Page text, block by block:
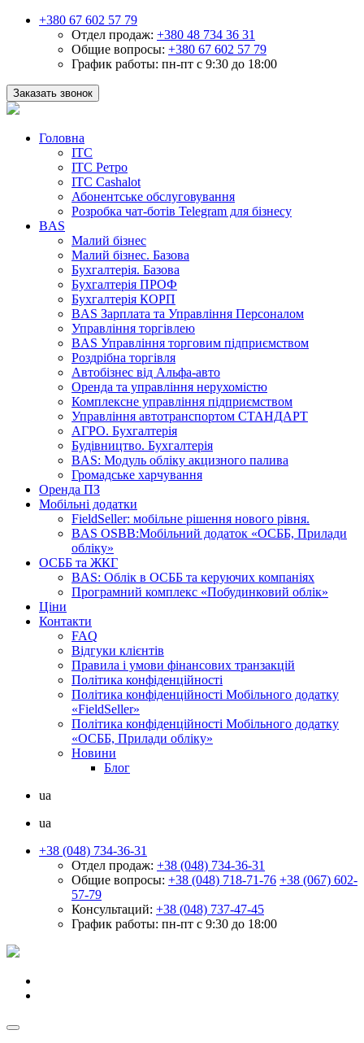
+380 67 602 57 79
Отдел продаж: +380 48 734 36 31
Общие вопросы: +380 67 602 57 79
График работы: пн-пт с 9:30 до 18:00
Заказать звонок
Головна
ІТС
ІТС Ретро
ІТС Cashalot
Абонентське обслуговування
Розробка чат-ботів Telegram для бізнесу
BAS
Малий бізнес
Малий бізнес. Базова
Бухгалтерія. Базова
Бухгалтерія ПРОФ
Бухгалтерія КОРП
BAS Зарплата та Управління Персоналом
Управління торгівлею
BAS Управління торговим підприємством
Роздрібна торгівля
Автобізнес від Альфа-авто
Оренда та управління нерухомістю
Комплексне управління підприємством
Управління автотранспортом СТАНДАРТ
АГРО. Бухгалтерія
Будівництво. Бухгалтерія
BAS: Модуль обліку акцизного палива
Громадське харчування
Оренда ПЗ
Мобільні додатки
FieldSeller: мобільне рішення нового рівня.
BAS OSBB:Мобільний додаток «ОСББ, Прилади
обліку»
ОСББ та ЖКГ
BAS: Облік в ОСББ та керуючих компаніях
Програмний комплекс «Побудинковий облік»
Ціни
Контакти
FAQ
Відгуки клієнтів
Правила і умови фінансових транзакцій
Політика конфіденційності
Політика конфіденційності Мобільного додатку
«FieldSeller»
Політика конфіденційності Мобільного додатку
«ОСББ, Прилади обліку»
Новини
Блог
ua
ua
+38 (048) 734-36-31
Отдел продаж: +38 (048) 734-36-31
Общие вопросы: +38 (048) 718-71-76 +38 (067) 602-
57-79
Консультаций: +38 (048) 737-47-45
График работы: пн-пт с 9:30 до 18:00